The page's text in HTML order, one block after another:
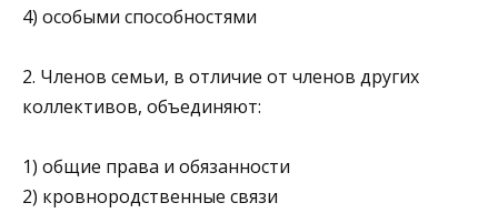
4) особыми способностями
2. Членов семьи, в отличие от членов других
коллективов, объединяют:
1) общие права и обязанности
2) кровнородственные связи